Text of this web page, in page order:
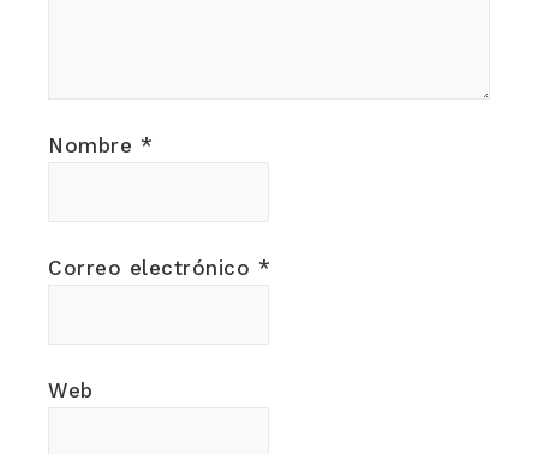
Nombre *
Correo electrónico *
Web